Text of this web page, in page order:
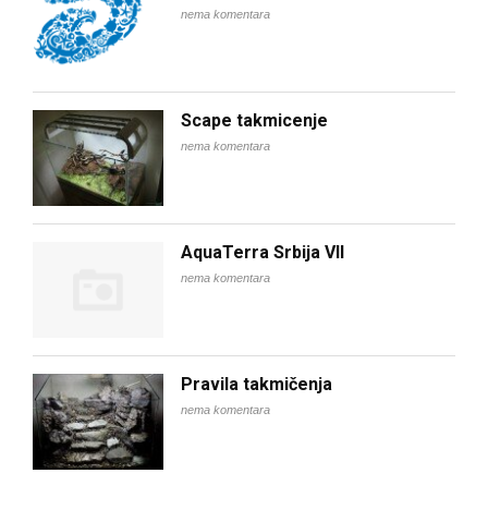
nema komentara
Scape takmicenje
nema komentara
AquaTerra Srbija VII
nema komentara
Pravila takmičenja
nema komentara